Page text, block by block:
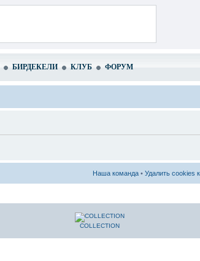
БИРДЕКЕЛИ КЛУБ ФОРУМ
Наша команда • Удалить cookies
COLLECTION